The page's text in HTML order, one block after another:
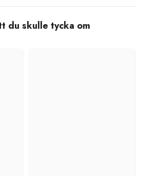
du skulle tycka om